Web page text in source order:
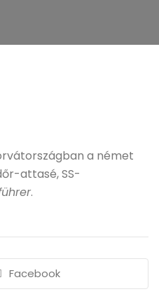
a német
attasé, SS-
.
Facebook